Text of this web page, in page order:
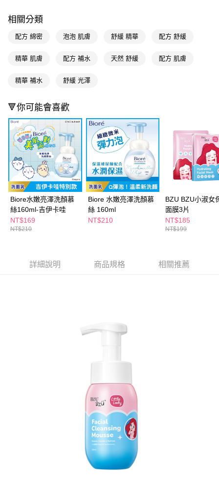
３．安心：先確認商品／服務後，再付款。
【「AFTEE先享後付」結帳流程】
２．訂單成立數日內，您將收到繳費通知簡訊。
ATM／網路銀行／等多元方式進行付款，方視為交易完成。
後付繳納相關費用。
※ 交易是否成功請以「AFTEE先享後付 」之結帳頁面顯示為準，若有關於
是否繳費成功／繳費後需取消欲退款等相關疑問，請聯繫「AFTEE先享後付
客戶支援中心」https://netprotections.freshdesk.com/support/home
【注意事項】
１．透過由恩沛科技股份有限公司提供之「AFTEE先享後付」服務完成之交
易，需依本服務之必要範圍內提供個人資料，並將交易相關給付款項請求債
權轉讓予恩沛科技股份有限公司。
２．關於個人資料處理事宜，請瀏覽以下網址：
https://aftee.tw/terms/#terms3
３．未成年的使用者請事先徵得法定代理人或監護人之同意方可使用
「AFTEE先享後付」，若未經同意申辦者引起之損失，本公司不負相關責
任。
４．使用「AFTEE先享後付」時，將依據個別帳號之用戶狀況，依本公司即
恩沛科技股份有限公司將有權停止該用戶之使用額度並採取法律行動。
全家取貨付款
每筆NT$65，滿NT$390(含以上)免運費
萊爾富取貨付款
付款後萊爾富取貨
每筆NT$65，滿NT$490(含以上)免運費
7-11取貨付款
每筆NT$65，滿NT$490(含以上)免運費
付款後7-11取貨
每筆NT$65，滿NT$490(含以上)免運費
宅配(本島)
每筆NT$100，滿NT$790(含以上)免運費
相關分類
配方 綿密 泡泡 肌膚 舒緩 精華 配方 舒緩
精華 肌膚 配方 補水 天然 舒緩 配方 肌膚
精華 補水 舒緩 光澤
🔻你可能會喜歡
Biore水嫩亮澤洗顏慕
絲160ml-吉伊卡哇
NT$169
NT$210
Biore 水嫩亮澤洗顏慕
絲 160ml
NT$210
BZU BZU小淑女
面膜3片
NT$185
NT$199
詳細說明 商品規格 相關推薦